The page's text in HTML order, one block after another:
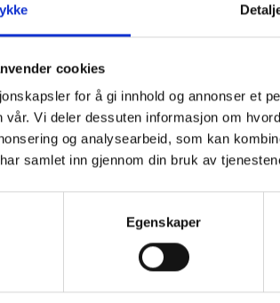
cookies
for å gi innhold og annonser et
vår. Vi deler dessuten informasjon om
og analysearbeid, som kan
samlet inn gjennom din bruk av
Egenskaper
radius.
og gir ikke isolasjon. Det kan ikke
snoren for å holde det på plass.